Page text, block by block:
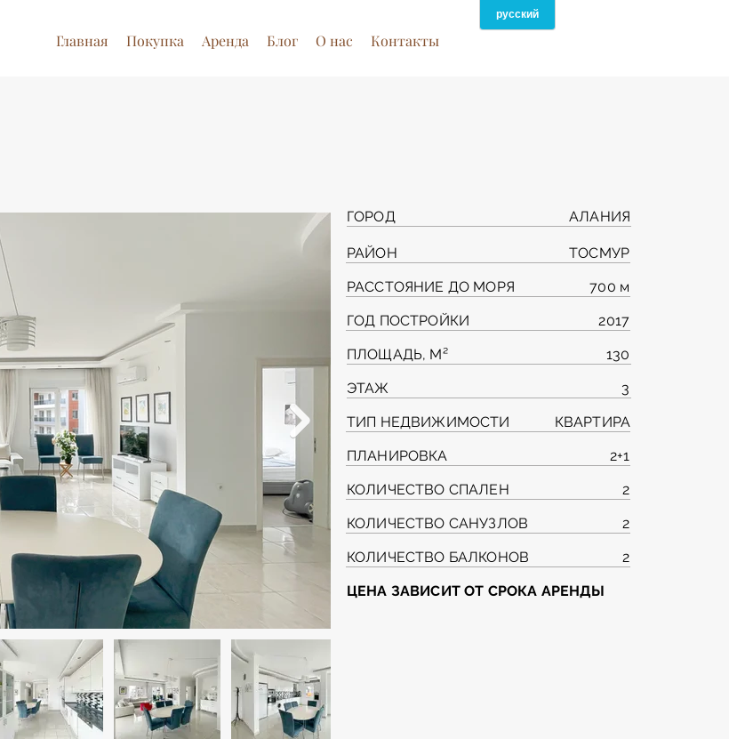
Главная Покупка Аренда Блог О нас Контакты
ГОРОД АЛАНИЯ
РАЙОН
ТОСМУР
РАССТОЯНИЕ ДО МОРЯ
700 м
ГОД ПОСТРОЙКИ
2017
ПЛОЩАДЬ, М²
130
ЭТАЖ
3
ТИП НЕДВИЖИМОСТИ
КВАРТИРА
ПЛАНИРОВКА
2+1
КОЛИЧЕСТВО СПАЛЕН
2
КОЛИЧЕСТВО САНУЗЛОВ
2
КОЛИЧЕСТВО БАЛКОНОВ
2
ЦЕНА ЗАВИСИТ ОТ СРОКА АРЕНДЫ